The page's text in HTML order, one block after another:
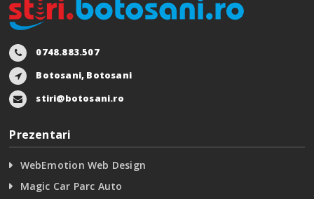
0748.883.507
Botosani, Botosani
stiri@botosani.ro
Prezentari
WebEmotion Web Design
Magic Car Parc Auto